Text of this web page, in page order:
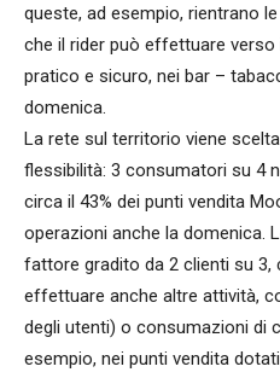
queste, ad esempio, rientrano
che il rider può effettuare
pratico e sicuro, nei bar –
domenica.
La rete sul territorio viene
flessibilità: 3 consumatori su 4
circa il 43% dei punti vendita
operazioni anche la domenica.
fattore gradito da 2 clienti su 3,
effettuare anche altre attività,
degli utenti) o consumazioni di
esempio, nei punti vendita